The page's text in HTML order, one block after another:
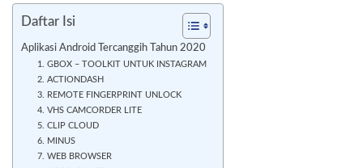
Daftar Isi
Aplikasi Android Tercanggih Tahun 2020
1. GBOX – TOOLKIT UNTUK INSTAGRAM
2. ACTIONDASH
3. REMOTE FINGERPRINT UNLOCK
4. VHS CAMCORDER LITE
5. CLIP CLOUD
6. MINUS
7. WEB BROWSER